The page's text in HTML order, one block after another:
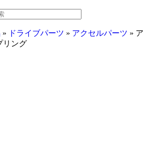
» ドライブパーツ » アクセルパーツ » ア
リング